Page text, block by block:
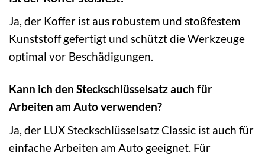
Ja, der Koffer ist aus robustem und stoßfestem
Kunststoff gefertigt und schützt die Werkzeuge
optimal vor Beschädigungen.
Kann ich den Steckschlüsselsatz auch für
Arbeiten am Auto verwenden?
Ja, der LUX Steckschlüsselsatz Classic ist auch für
einfache Arbeiten am Auto geeignet. Für